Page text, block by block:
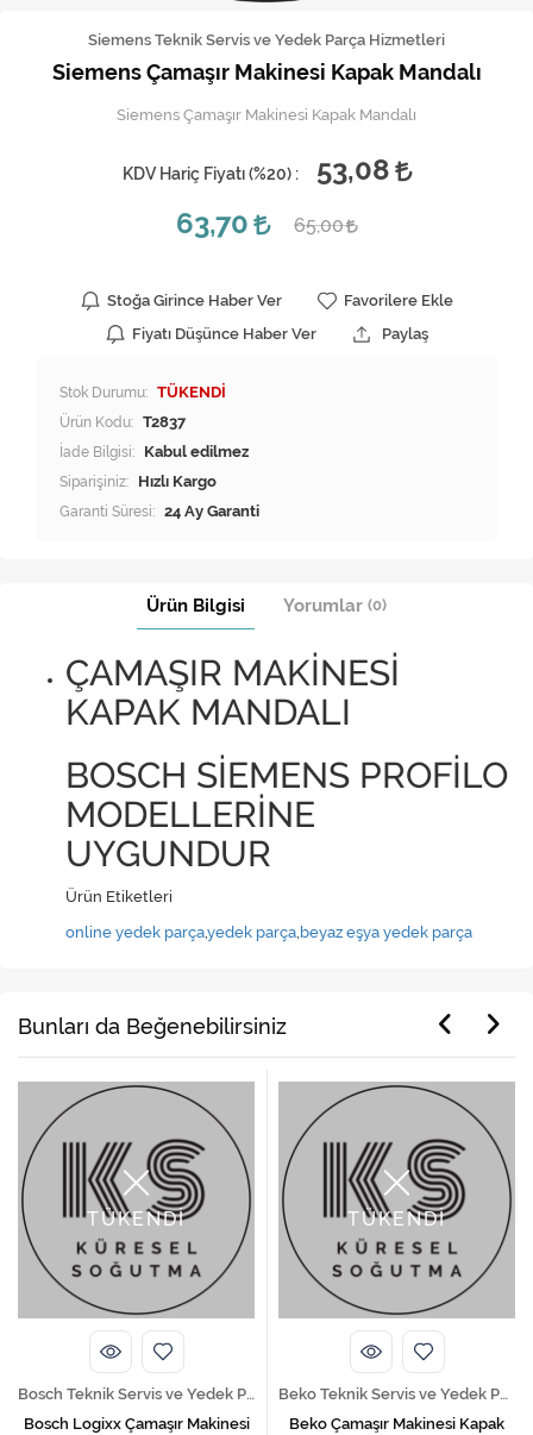
Musluk
Rezistanslar
Soğutma Sistemleri
Şofben ve Termosifon
Siemens Teknik Servis ve Yedek Parça Hizmetleri
Siemens Çamaşır Makinesi Kapak Mandalı
Siemens Çamaşır Makinesi Kapak Mandalı
KDV Hariç Fiyatı (%20) :
53,08
63,70
65,00
Stoğa Girince Haber Ver
Favorilere Ekle
Fiyatı Düşünce Haber Ver
Paylaş
Stok Durumu: TÜKENDİ
Ürün Kodu: T2837
İade Bilgisi:
Siparişiniz: Hızlı Kargo
Garanti Süresi: 24 Ay Garanti
Ürün Bilgisi Yorumlar (0)
ÇAMAŞIR MAKİNESİ
KAPAK MANDALI
BOSCH SİEMENS PROFİLO
MODELLERİNE
UYGUNDUR
Ürün Etiketleri
online yedek parça,yedek parça, beyaz eşya yedek parça
Bunları da Beğenebilirsiniz
TÜKENDİ
Bosch Teknik Servis ve Yedek Parça Hizmetleri
Bosch Logixx Çamaşır Makinesi
TÜKENDİ
Beko Teknik Servis ve Yedek Parça Hizmetleri
Beko Çamaşır Makinesi Kapak